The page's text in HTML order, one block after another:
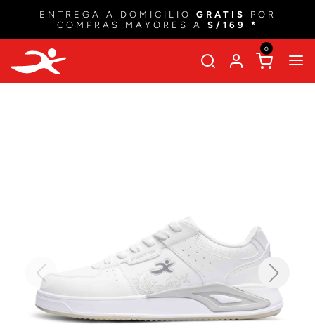
ENTREGA A DOMICILIO GRATIS
POR
COMPRAS MAYORES A S/169 *
0